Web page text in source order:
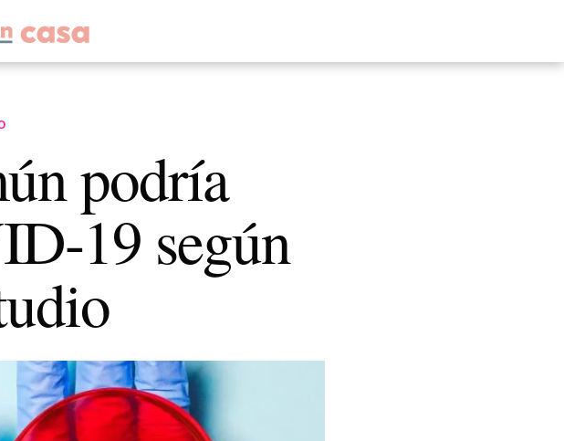
podría
19 según